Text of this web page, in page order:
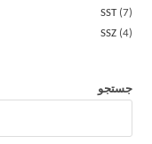
SST 7
SSZ 4
جستجو